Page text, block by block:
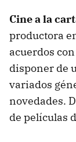
Cine a la
productora
acuerdos
disponer de
variados
novedades.
de películas